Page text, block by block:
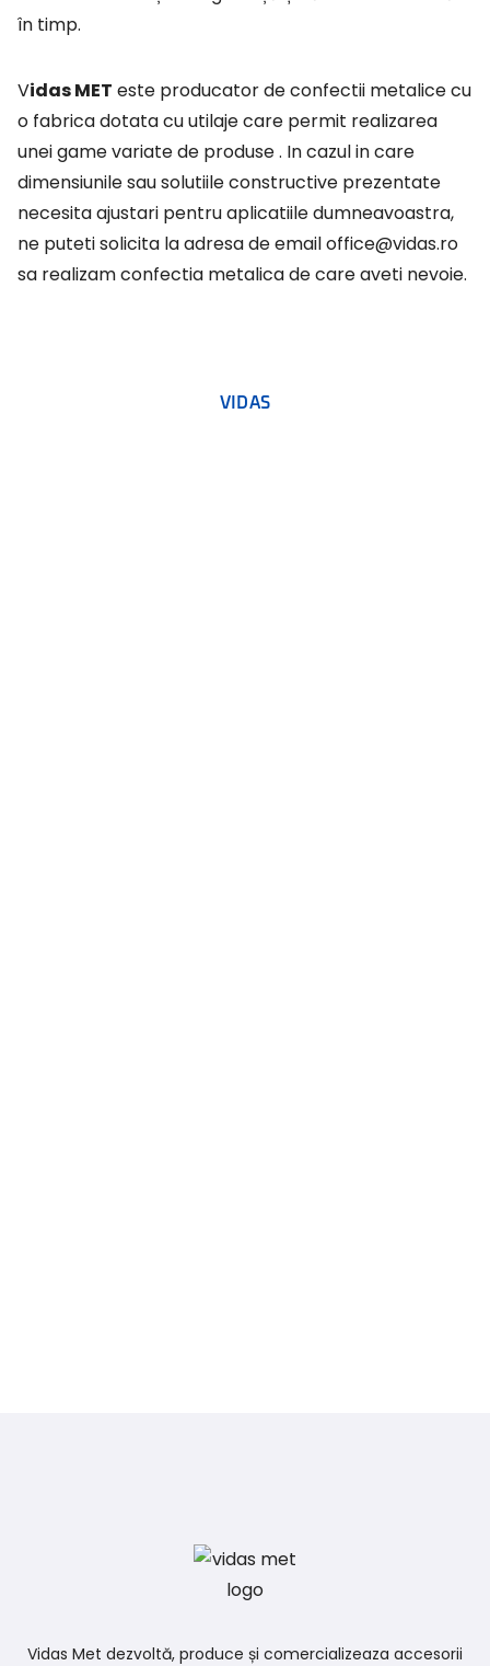
în timp.
Vidas MET este producator de confectii metalice cu
o fabrica dotata cu utilaje care permit realizarea
unei game variate de produse . In cazul in care
dimensiunile sau solutiileconstructive prezentate
necesita ajustari pentru aplicatiile dumneavoastra,
ne puteti solicita la adresa de emailoffice@vidas.ro
sa realizam confectia metalica de care aveti nevoie.
VIDAS
Vidas Met dezvoltă, produce și comercializeaza accesorii